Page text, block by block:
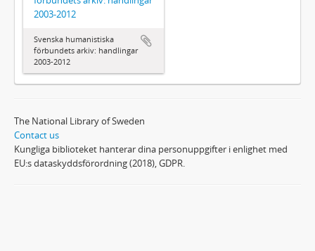
2003-2012
Svenska humanistiska
förbundets arkiv: handlingar
2003-2012
The National Library of Sweden
Contact us
Kungliga biblioteket hanterar dina personuppgifter i enlighet med
EU:s dataskyddsförordning (2018), GDPR.